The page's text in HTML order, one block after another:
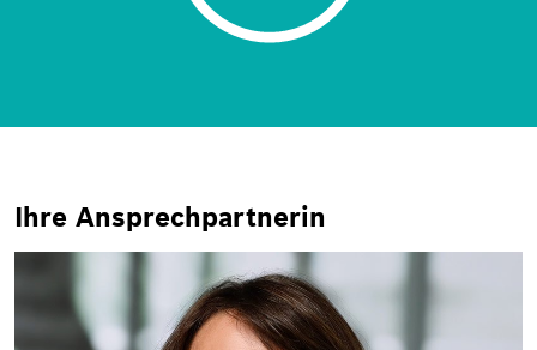
Ihre Ansprechpartnerin